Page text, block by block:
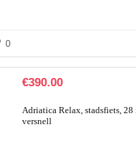
0
€390.00
Adriatica Relax, stadsfiets, 28
versnell